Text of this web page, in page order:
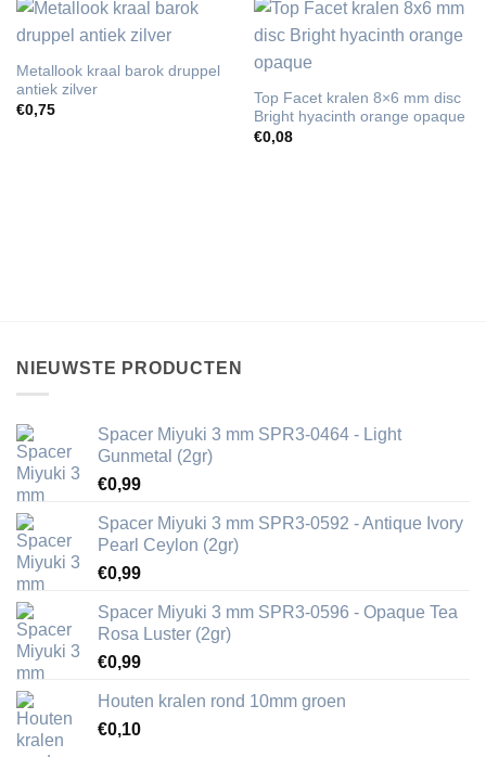
Metallook kraal barok druppel
antiek zilver
€0,75
Top Facet kralen 8×6 mm disc
Bright hyacinth orange opaque
€0,08
NIEUWSTE PRODUCTEN
Spacer Miyuki 3 mm SPR3-0464 - Light
Gunmetal (2gr)
€0,99
Spacer Miyuki 3 mm SPR3-0592 - Antique Ivory
Pearl Ceylon (2gr)
€0,99
Spacer Miyuki 3 mm SPR3-0596 - Opaque Tea
Rosa Luster (2gr)
€0,99
Houten kralen rond 10mm groen
€0,10